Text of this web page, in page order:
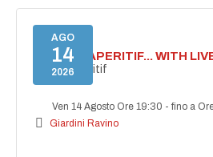
AGO
14
2026
SECRET APERITIF... WITH
Secret aperitif
Ven 14 Agosto Ore 19:30 -fino a
Giardini Ravino